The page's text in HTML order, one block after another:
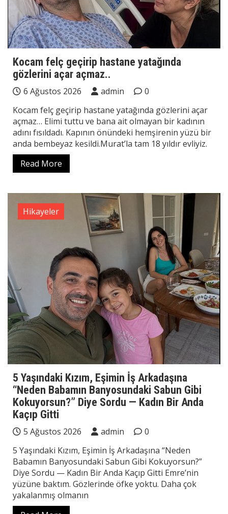
Kocam felç geçirip hastane yatağında
gözlerini açar açmaz..
6 Ağustos 2026 admin
0
Kocam felç geçirip hastane yatağında gözlerini açar
açmaz… Elimi tuttu ve bana ait olmayan bir kadının
adını fısıldadı. Kapının önündeki hemşirenin yüzü bir
anda bembeyaz kesildi.Murat’la tam 18 yıldır evliyiz.
Read More
Hikayeler
5 Yaşındaki Kızım, Eşimin İş Arkadaşına
“Neden Babamın Banyosundaki Sabun Gibi
Kokuyorsun?” Diye Sordu — Kadın Bir Anda
Kaçıp Gitti
5 Ağustos 2026 admin
0
5 Yaşındaki Kızım, Eşimin İş Arkadaşına “Neden
Babamın Banyosundaki Sabun Gibi Kokuyorsun?”
Diye Sordu — Kadın Bir Anda Kaçıp Gitti Emre’nin
yüzüne baktım. Gözlerinde öfke yoktu. Daha çok
yakalanmış olmanın